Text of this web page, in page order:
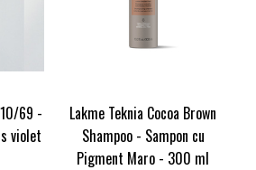
10/69 -
violet
Lakme Teknia Cocoa Brown
Shampoo - Sampon cu
Pigment Maro - 300 ml